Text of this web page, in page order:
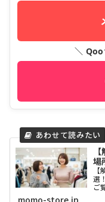
＼
場
選
ご